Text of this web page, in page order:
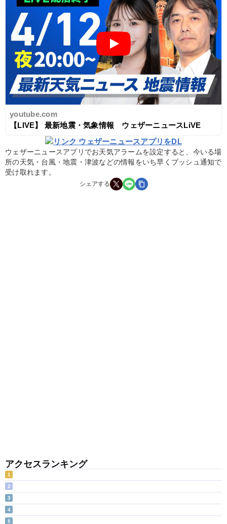
youtube.com
【LIVE】 最新地震・気象情報　ウェザーニュースLiVE
ウェザーニュースアプリでお天気アラームを設定すると、今いる場
所の天気・台風・地震・津波などの情報をいち早くプッシュ通知で
受け取れます。
シェアする
アクセスランキング
1
2
3
4
5